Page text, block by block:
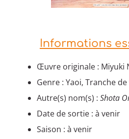
Informations
Œuvre originale : Miyuki
Genre : Yaoi, Tranche de
Autre(s) nom(s) : Shota
Date de sortie : à venir
Saison : à venir